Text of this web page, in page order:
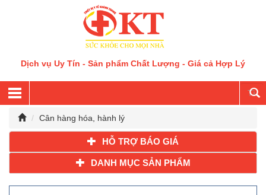
Dịch vụ Uy Tín - Sản phẩm Chất Lượng - Giá cả Hợp Lý
Cân hàng hóa, hành lý
HỖ TRỢ BÁO GIÁ
DANH MỤC SẢN PHẨM